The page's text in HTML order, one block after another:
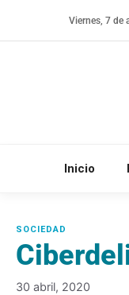
Viernes, 7 de
Inicio
30 abril, 2020